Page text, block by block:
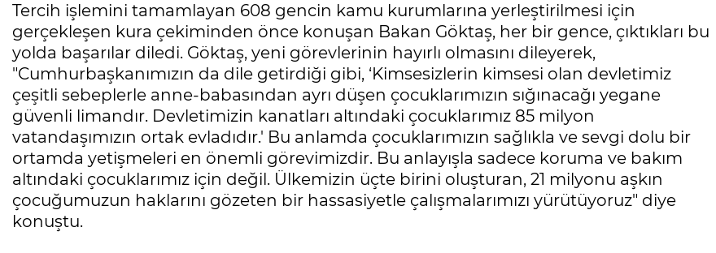
Tercih işlemini tamamlayan 608 gencin kamu kurumlarına yerleştirilmesi için
gerçekleşen kura çekiminden önce konuşan Bakan Göktaş, her bir gence, çıktıkları bu
yolda başarılar diledi. Göktaş, yeni görevlerinin hayırlı olmasını dileyerek,
"Cumhurbaşkanımızın da dile getirdiği gibi, ‘Kimsesizlerin kimsesi olan devletimiz
çeşitli sebeplerle anne-babasından ayrı düşen çocuklarımızın sığınacağı yegane
güvenli limandır. Devletimizin kanatları altındaki çocuklarımız 85 milyon
vatandaşımızın ortak evladıdır.' Bu anlamda çocuklarımızın sağlıkla ve sevgi dolu bir
ortamda yetişmeleri en önemli görevimizdir. Bu anlayışla sadece koruma ve bakım
altındaki çocuklarımız için değil. Ülkemizin üçte birini oluşturan, 21 milyonu aşkın
çocuğumuzun haklarını gözeten bir hassasiyetle çalışmalarımızı yürütüyoruz" diye
konuştu.